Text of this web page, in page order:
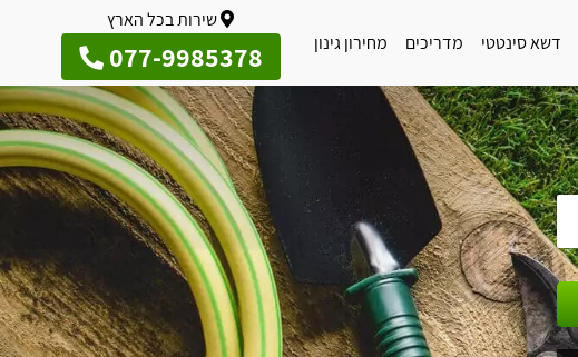
דשא סינטטי מדריכים מחירון גינון
שירות בכל הארץ
077-9985378